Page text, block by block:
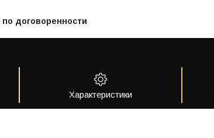
по договоренности
Характеристики